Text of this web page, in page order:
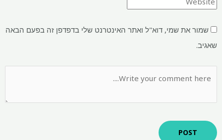
שמור את שמי, דוא"ל ואתר האינטרנט שלי בדפדפן זה בפעם הבאה
שאגיב.